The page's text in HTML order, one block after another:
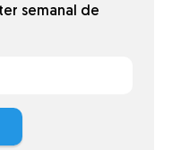
semanal de